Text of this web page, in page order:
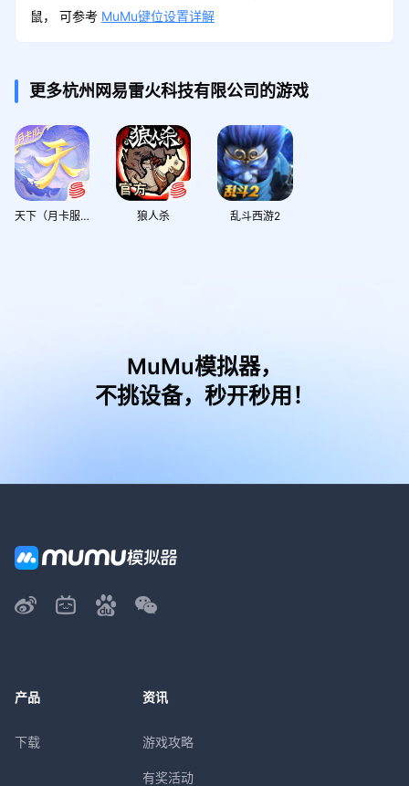
鼠， 可参考 MuMu键位设置详解
更多杭州网易雷火科技有限公司的游戏
天下（月卡服） 狼人杀 乱斗西游2
MuMu模拟器，
不挑设备，秒开秒用！
产品
下载
资讯
游戏攻略
有奖活动